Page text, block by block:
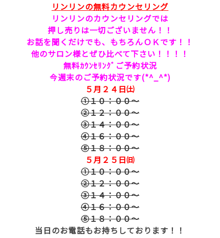
リンリンの無料カウンセリング
リンリンのカウンセリングでは
押し売りは一切ございません！！
お話を聞くだけでも、もちろんＯＫです！！
他のサロン様とぜひ比べて下さい！！！！
無料ｶｳﾝｾﾘﾝｸﾞご予約状況
今週末のご予約状況です(*^_^*)
５月２４日㈯
①１０：００～
②１２：００～
③１４：００～
④１６：００～
⑤１８：００～
５月２５日㈰
①１０：００～
②１２：００～
③１４：００～
④１６：００～
⑤１８：００～
当日のお電話もお持ちしております！！